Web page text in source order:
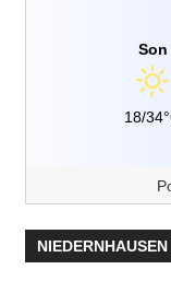
Son
18/